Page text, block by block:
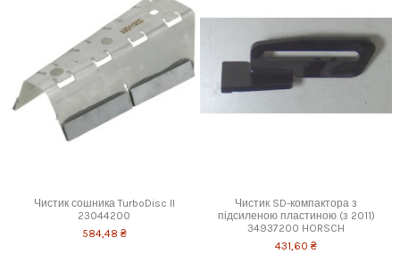
Чистик сошника TurboDisc II
23044200
584,48 ₴
Чистик SD-компактора з
підсиленою пластиною (з 2011)
34937200 HORSCH
431,60 ₴